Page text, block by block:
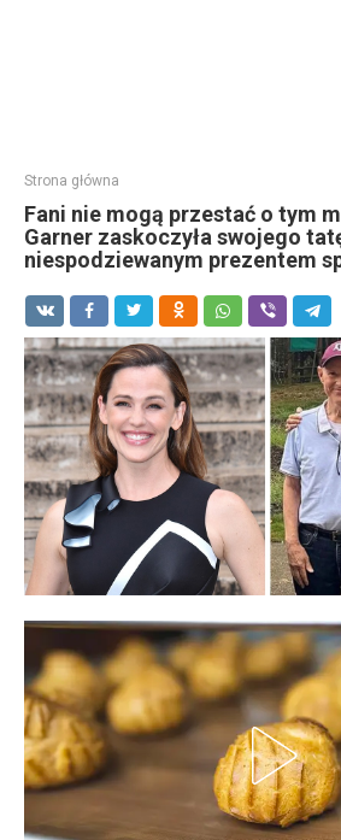
Strona główna
Fani nie mogą przestać o tym
Garner zaskoczyła swojego
niespodziewanym prezentem